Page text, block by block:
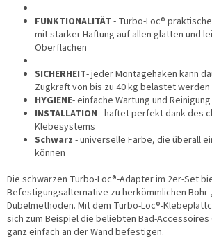
FUNKTIONALITÄT - Turbo-Loc®
mit starker Haftung auf allen glatten und
Oberflächen
SICHERHEIT- jeder Montagehaken kann
Zugkraft von bis zu 40 kg belastet werden
HYGIENE- einfache Wartung und Reinigung
INSTALLATION - haftet perfekt dank des
Klebesystems
Schwarz - universelle Farbe, die überall
können
Die schwarzen Turbo-Loc®-Adapter im 2er-Set
Befestigungsalternative zu herkömmlichen Bohr-
Dübelmethoden. Mit dem Turbo-Loc®-
sich zum Beispiel die beliebten Bad-Accessoires
ganz einfach an der Wand befestigen.